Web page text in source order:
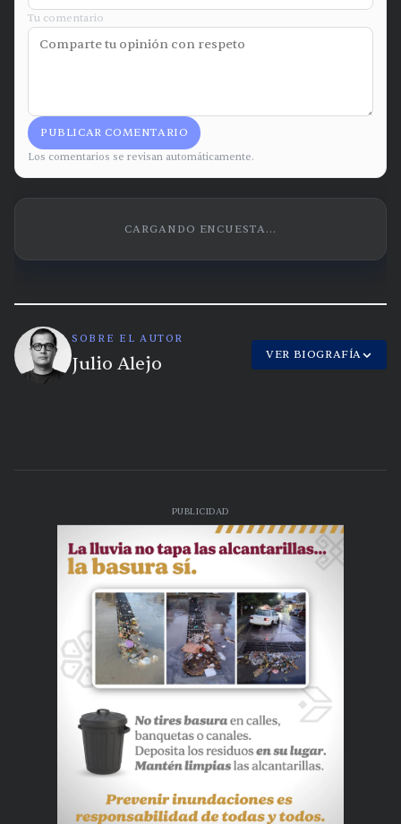
Tu comentario
PUBLICAR COMENTARIO
Los comentarios se revisan automáticamente.
CARGANDO ENCUESTA...
SOBRE EL AUTOR
Julio Alejo VER BIOGRAFÍA
PUBLICIDAD